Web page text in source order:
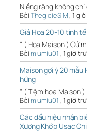
Niềng răng không
Bởi ThegioieSIM,1
Giá Hoa 20-10 tinh
" ( Hoa Maison ) Cứ
Bởi miumiu01 , 1 giờ
Maison gợi ý 20 mẫu
hứng
" ( Tiệm hoa Maison
Bởi miumiu01 , 1 giờ
Các dấu hiệu nhận
Xương Khớp Usac